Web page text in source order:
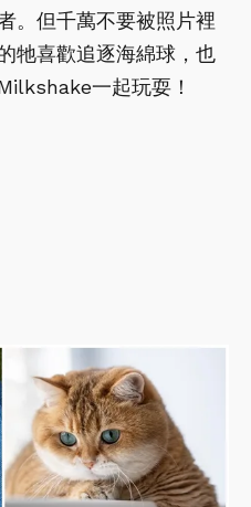
。但千萬不要被照片裡
牠喜歡追逐海綿球，也
一起玩耍！